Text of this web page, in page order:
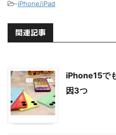
-iPhone/iPad
関連記事
iPhone15で
因3つ